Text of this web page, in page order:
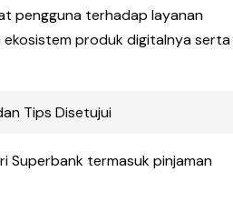
pengguna terhadap layanan
ekosistem produk digitalnya serta
Tips Disetujui
Superbank termasuk pinjaman